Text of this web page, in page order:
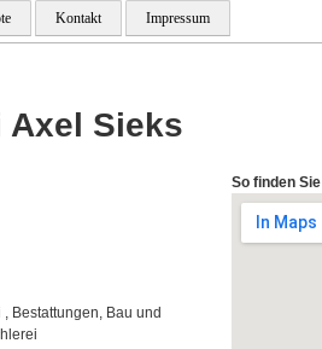
Kontakt Impressum
Axel Sieks
Bestattungen, Bau und
So finden